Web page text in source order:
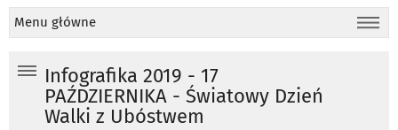
Menu główne
Infografika 2019 - 17
PAŹDZIERNIKA - Światowy Dzień
Walki z Ubóstwem